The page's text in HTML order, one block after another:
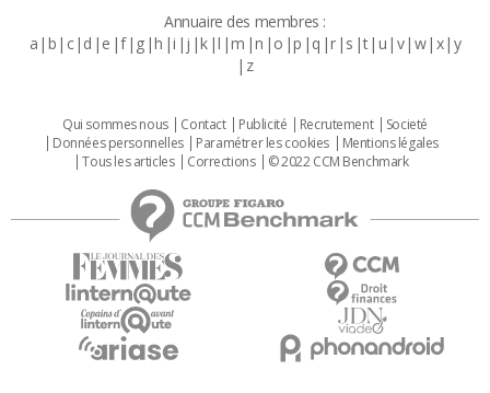
Annuaire des membres :
a b c d e f g h i j k l m n o p q r s t u v w x y
z
Qui sommes nous Contact Publicité Recrutement
Societé
Données personnelles
Paramétrer les cookies
Mentions légales
Tous les articles
Corrections © 2022 CCM Benchmark